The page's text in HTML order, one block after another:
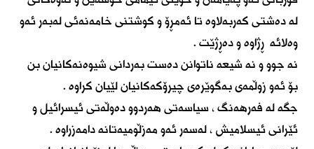
لە دەشتی کەربەلاوە تا ئەمڕۆ و کوشتنی خامەنەئی لەبەر ئەو
وەلائە ڕژاوە و دەڕژێت .
نە جوو و نە شیعە ناتوانن دەست بەردانی شیوەنەکانیان بن
بۆ ئەو زوڵمەی بەگوێرەی چیرۆکەکانیان لێیان کراوە .
جگە لە فەرهەنگ ، سیاسەتی هەردوو دەوڵەتی ئیسرائیل و
ئێرانی ئیسلامیش ، لەسەر ئەو مەزڵومیەتانە دامەزراوە .